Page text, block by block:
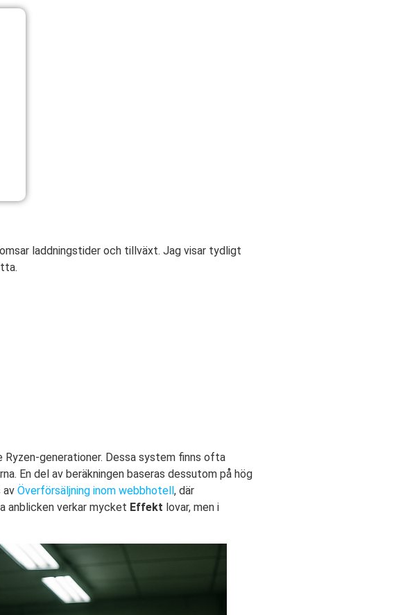
laddningstider och tillväxt. Jag visar tydligt
generationer. Dessa system finns ofta
En del av beräkningen baseras dessutom på hög
av Överförsäljning inom webbhotell , där
anblicken verkar mycket Effekt lovar, men i